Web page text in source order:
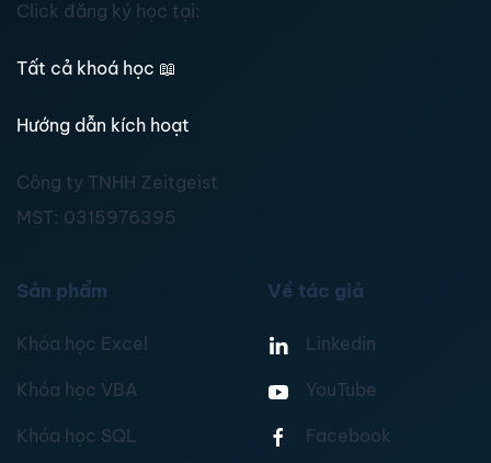
Click đăng ký học tại:
Tất cả khoá học 📖
Hướng dẫn kích hoạt
Công ty TNHH Zeitgeist
MST: 0315976395
Sản phẩm
Khóa học Excel
Khóa học VBA
Khóa học SQL
Về tác giả
Linkedin
YouTube
Facebook